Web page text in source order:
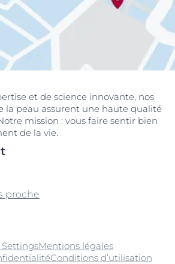
et de science innovante, nos
la peau assurent une haute qualité
mission : vous faire sentir bien
de la vie.
proche
SettingsMentions légales
Conditions d’utilisation